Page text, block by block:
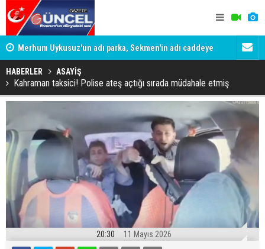
Merhum Uykusuz'un adı parka, Sekmen'in adı caddeye
verildi
HABERLER ASAYİŞ
Kahraman taksici! Polise ateş açtığı sırada müdahale etmiş
20:30 11 Mayıs 2026